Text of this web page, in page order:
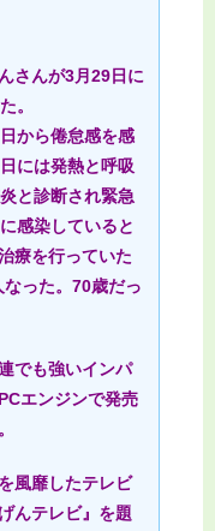
さんが3月29日に
。
から倦怠感を感
には発熱と呼吸
と診断され緊急
感染していると
療を行っていた
った。70歳だっ
でも強いインパ
エンジンで発売
風靡したテレビ
んテレビ』を題